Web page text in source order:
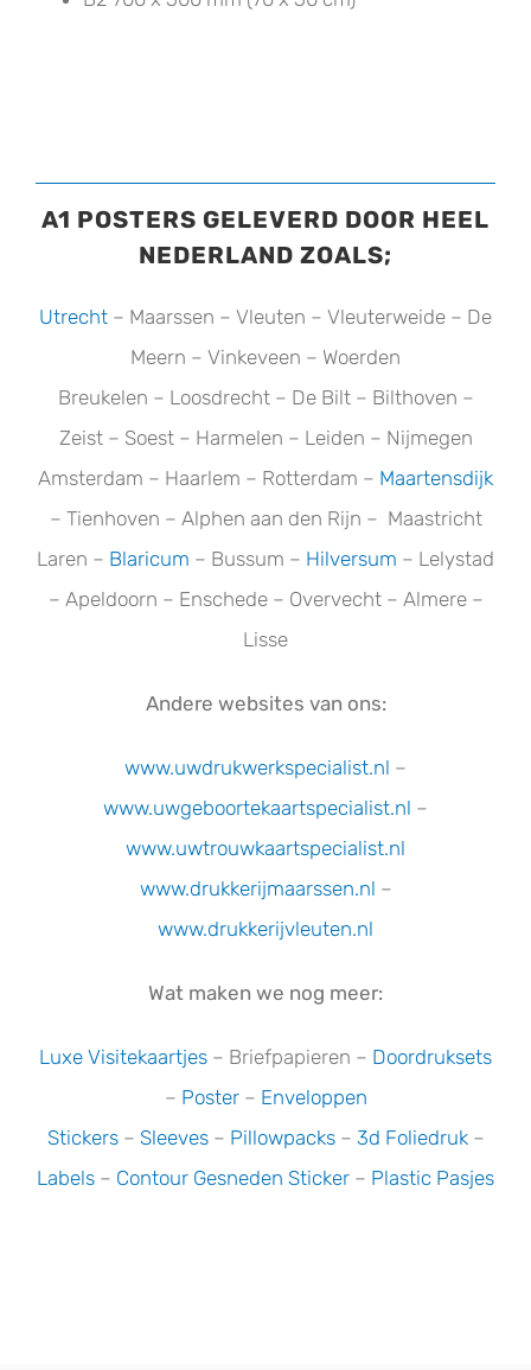
A1 POSTERS GELEVERD DOOR HEEL
NEDERLAND ZOALS;
Utrecht – Maarssen – Vleuten – Vleuterweide – De
Meern – Vinkeveen – Woerden
Breukelen – Loosdrecht – De Bilt – Bilthoven –
Zeist – Soest – Harmelen – Leiden – Nijmegen
Amsterdam – Haarlem – Rotterdam – Maartensdijk
– Tienhoven – Alphen aan den Rijn – Maastricht
Laren – Blaricum – Bussum – Hilversum – Lelystad
– Apeldoorn – Enschede – Overvecht – Almere –
Lisse
Andere websites van ons:
www.uwdrukwerkspecialist.nl –
www.uwgeboortekaartspecialist.nl –
www.uwtrouwkaartspecialist.nl
www.drukkerijmaarssen.nl –
www.drukkerijvleuten.nl
Wat maken we nog meer:
Luxe Visitekaartjes – Briefpapieren – Doordruksets
– Poster– Enveloppen
Stickers– Sleeves– Pillowpacks– 3d Foliedruk–
Labels – Contour Gesneden Sticker – Plastic Pasjes